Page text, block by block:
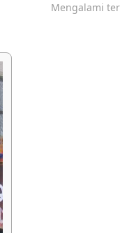
Mengalami